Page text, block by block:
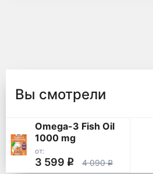
Вы смотрели
Omega-3 Fish Oil
1000 mg
от:
3 599 q 4 090q